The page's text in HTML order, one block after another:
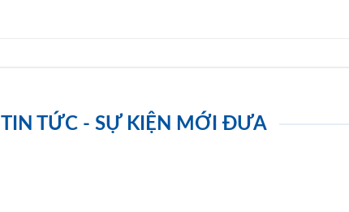
TIN TỨC - SỰ KIỆN MỚI ĐƯA